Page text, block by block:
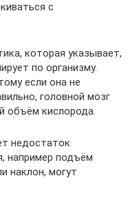
с
которая указывает,
по организму.
если она не
головной мозг
объём кислорода.
недостаток
например подъём
наклон, могут